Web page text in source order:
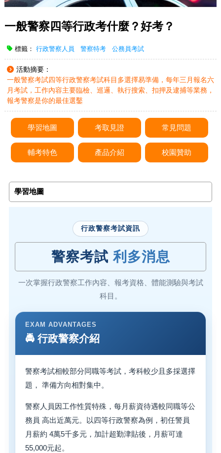
一般警察四等行政考什麼？好考？
標籤： 行政警察人員 警察特考 公務員考試
活動摘要：
一般警察考試四等行政警察考試科目多選擇易準備，每年三月報名六
月考試，工作內容主要臨檢、巡邏、執行搜索、扣押及逮捕等業務，
報考警察是你的最佳選鑿
學習地圖 考取見證 常見問題
輔考特色 產品介紹 校園贊助
學習地圖
行政警察考試資訊
警察考試利多消息
一次掌握行政警察工作內容、報考資格、體能測驗與考試
科目。
EXAM ADVANTAGES
🚔 行政警察介紹
警察考試相較部分同職等考試，考科較少且多採選擇
題， 準備方向相對集中。
警察人員因工作性質特殊，每月薪資待遇較同職等公
務員 高出近萬元。以四等行政警察為例，初任警員
月薪約 4萬5千多元，加計超勤津貼後，月薪可達
55,000元起。